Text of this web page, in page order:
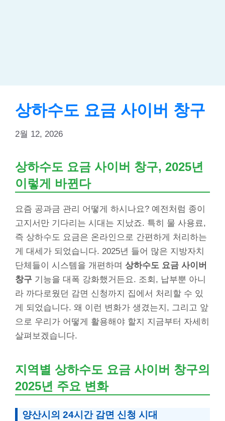
상하수도 요금 사이버 창구
2월 12, 2026
상하수도 요금 사이버 창구, 2025년
이렇게 바뀐다
요즘 공과금 관리 어떻게 하시나요? 예전처럼 종이
고지서만 기다리는 시대는 지났죠. 특히 물 사용료,
즉 상하수도 요금은 온라인으로 간편하게 처리하는
게 대세가 되었습니다. 2025년 들어 많은 지방자치
단체들이 시스템을 개편하며 상하수도 요금 사이버
창구 기능을 대폭 강화했거든요. 조회, 납부뿐 아니
라 까다로웠던 감면 신청까지 집에서 처리할 수 있
게 되었습니다. 왜 이런 변화가 생겼는지, 그리고 앞
으로 우리가 어떻게 활용해야 할지 지금부터 자세히
살펴보겠습니다.
지역별 상하수도 요금 사이버 창구의
2025년 주요 변화
양산시의 24시간 감면 신청 시대